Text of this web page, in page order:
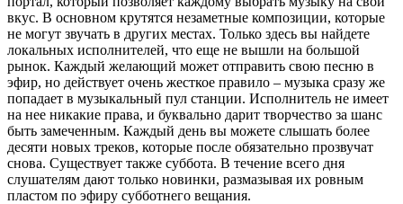
вкус. В основном крутятся незаметные композиции, которые
не могут звучать в других местах. Только здесь вы найдете
локальных исполнителей, что еще не вышли на большой
рынок. Каждый желающий может отправить свою песню в
эфир, но действует очень жесткое правило – музыка сразу же
попадает в музыкальный пул станции. Исполнитель не имеет
на нее никакие права, и буквально дарит творчество за шанс
быть замеченным. Каждый день вы можете слышать более
десяти новых треков, которые после обязательно прозвучат
снова. Существует также суббота. В течение всего дня
слушателям дают только новинки, размазывая их ровным
пластом по эфиру субботнего вещания.